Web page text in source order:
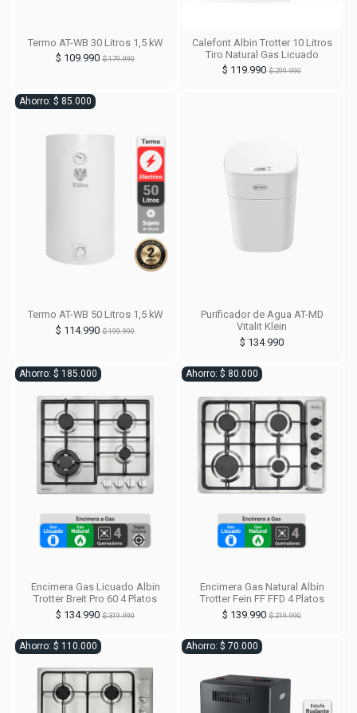
Termo AT-WB 30 Litros 1,5 kW
$ 109.990 $ 179.990
Calefont Albin Trotter 10 Litros
Tiro Natural Gas Licuado
$ 119.990 $ 299.990
Ahorro: $ 85.000
Termo AT-WB 50 Litros 1,5 kW
$ 114.990 $ 199.990
Purificador de Agua AT-MD
Vitalit Klein
$ 134.990
Ahorro: $ 185.000
Encimera Gas Licuado Albin
Trotter Breit Pro 60 4 Platos
$ 134.990 $ 319.990
Ahorro: $ 80.000
Encimera Gas Natural Albin
Trotter Fein FF FFD 4 Platos
$ 139.990 $ 219.990
Ahorro: $ 110.000 Ahorro: $ 70.000